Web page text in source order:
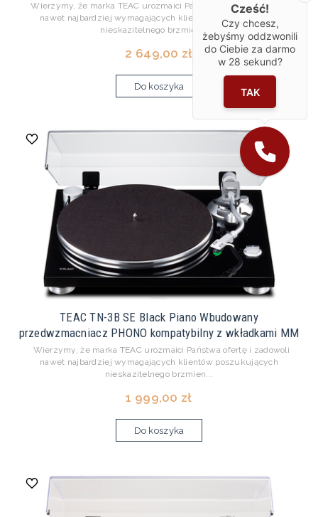
Wierzymy, że marka TEAC urozmaici Państwa ofertę i zadowoli
nawet najbardziej wymagających klientów poszukujących
nieskazitelnego brzmienia ...
2 649,00 zł
Do koszyka
TEAC TN-3B SE Black Piano Wbudowany
przedwzmacniacz PHONO kompatybilny z wkładkami MM
Wierzymy, że marka TEAC urozmaici Państwa ofertę i zadowoli
nawet najbardziej wymagających klientów poszukujących
nieskazitelnego brzmien...
1 999,00 zł
Do koszyka
Cześć!
Czy chcesz,
żebyśmy oddzwonili
do Ciebie za darmo
w 28 sekund?
TAK